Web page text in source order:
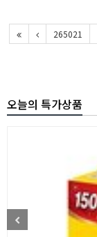
265021
오늘의 특가상품